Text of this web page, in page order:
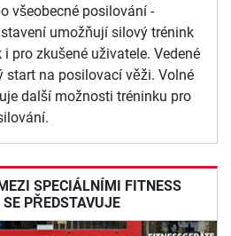
všeobecné posilování -
umožňují silový trénink
pro zkušené uživatele. Vedené
na posilovací věži. Volné
další možnosti tréninku pro
SPECIÁLNÍMI FITNESS
PŘEDSTAVUJE